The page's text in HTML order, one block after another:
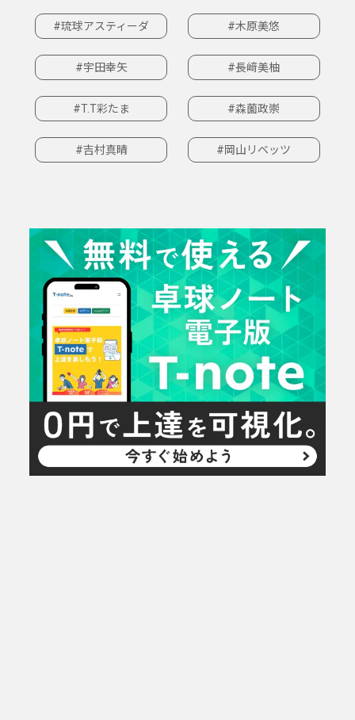
#琉球アスティーダ #木原美悠
#宇田幸矢 #長﨑美柚
#T.T彩たま #森薗政崇
#吉村真晴 #岡山リベッツ